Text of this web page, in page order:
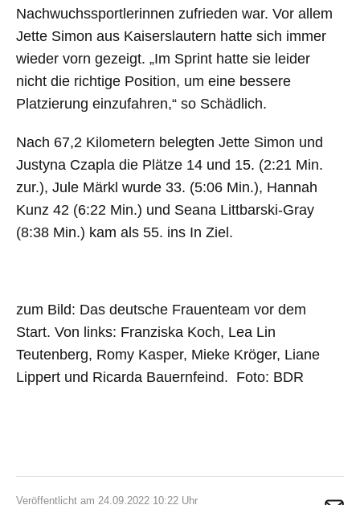
Nachwuchssportlerinnen zufrieden war. Vor allem
Jette Simon aus Kaiserslautern hatte sich immer
wieder vorn gezeigt. „Im Sprint hatte sie leider
nicht die richtige Position, um eine bessere
Platzierung einzufahren,“ so Schädlich.
Nach 67,2 Kilometern belegten Jette Simon und
Justyna Czapla die Plätze 14 und 15. (2:21 Min.
zur.), Jule Märkl wurde 33. (5:06 Min.), Hannah
Kunz 42 (6:22 Min.) und Seana Littbarski-Gray
(8:38 Min.) kam als 55. ins In Ziel.
zum Bild: Das deutsche Frauenteam vor dem
Start. Von links: Franziska Koch, Lea Lin
Teutenberg, Romy Kasper, Mieke Kröger, Liane
Lippert und Ricarda Bauernfeind. Foto: BDR
Veröffentlicht am 24.09.2022 10:22 Uhr